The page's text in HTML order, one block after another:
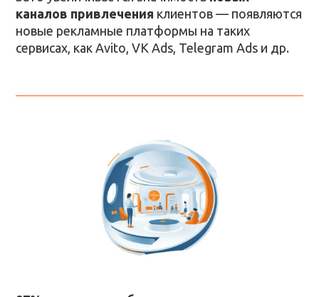
каналов привлечения клиентов — появляются
новые рекламные платформы на таких
сервисах, как Avito, VK Ads, Telegram Ads и др.
Конференция прошла сразу после
новогодних каникул, что позволило:
узнать работающие инструменты,
которые позволят привлечь
больше клиентов
запланировать внедрение